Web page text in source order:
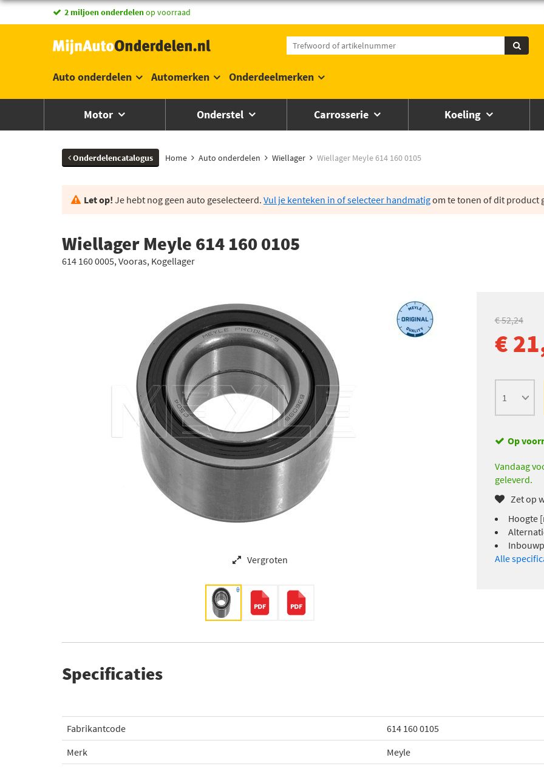
2 miljoen onderdelenop voorraad
Auto onderdelen Automerken Onderdeelmerken
Motor Onderstel Carrosserie Koeling
Onderdelencatalogus Home Auto onderdelen Wiellager Wiellager Meyle 614 160 0105
Let op! Je hebt nog geen auto geselecteerd. Vul je kenteken in of selecteer handmatigom te tonen of dit product
Wiellager Meyle 614 160 0105
614 160 0005, Vooras, Kogellager
Vergroten
€ 52,24
€
Op
Vandaag
geleverd.
Zet op
Hoogte
Alle
Specificaties
Fabrikantcode
614 160 0105
Merk
Meyle